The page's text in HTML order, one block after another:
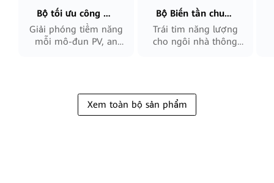
Bộ tối ưu công suất thông minh
Giải phóng tiềm năng
mỗi mô-đun PV, an
Bộ Biến tần chuỗi thông minh
Trái tim năng lượng
cho ngôi nhà thông
Xem toàn bộ sản phẩm